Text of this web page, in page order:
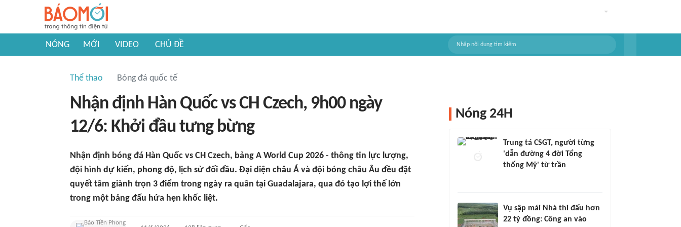
NÓNG MỚI VIDEO CHỦ ĐỀ
Thể thao Bóng đá quốc tế
Nhận định Hàn Quốc vs CH Czech, 9h00 ngày
12/6: Khởi đầu tưng bừng
Nhận định bóng đá Hàn Quốc vs CH Czech, bảng A World Cup 2026 - thông tin lực lượng,
đội hình dự kiến, phong độ, lịch sử đối đầu. Đại diện châu Á và đội bóng châu Âu đều đặt
quyết tâm giành trọn 3 điểm trong ngày ra quân tại Guadalajara, qua đó tạo lợi thế lớn
trong một bảng đấu hứa hẹn khốc liệt.
Nóng 24H
Trung tá CSGT, người từng
'dẫn đường 4 đời Tổng
thống Mỹ' từ trần
Vụ sập mái Nhà thi đấu hơn
22 tỷ đồng: Công an vào